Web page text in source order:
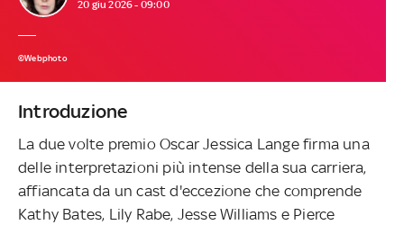
20 giu 2026 - 09:00
©Webphoto
Introduzione
La due volte premio Oscar Jessica Lange firma una
delle interpretazioni più intense della sua carriera,
affiancata da un cast d'eccezione che comprende
Kathy Bates, Lily Rabe, Jesse Williams e Pierce